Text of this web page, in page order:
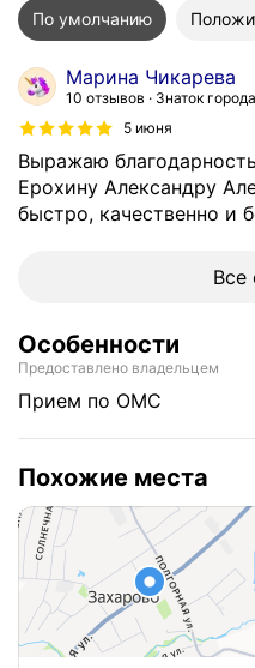
По умолчанию
Марина Чикарева
10 отзывов
Знаток
5 июня
Выражаю
Ерохину Александру
быстро, качественно и
Все
Особенности
Предоставлено владельцем
прием по ОМС
Похожие места